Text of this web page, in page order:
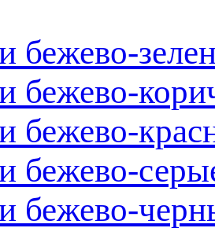
бежево-
бежево-
бежево-
бежево-
бежево-